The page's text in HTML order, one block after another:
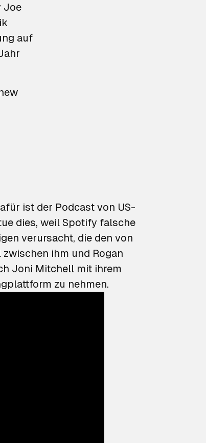
Joe
auf
ist der Podcast von US-
dies, weil Spotify falsche
verursacht, die den von
ihm und Rogan
Joni Mitchell mit ihrem
zu nehmen.